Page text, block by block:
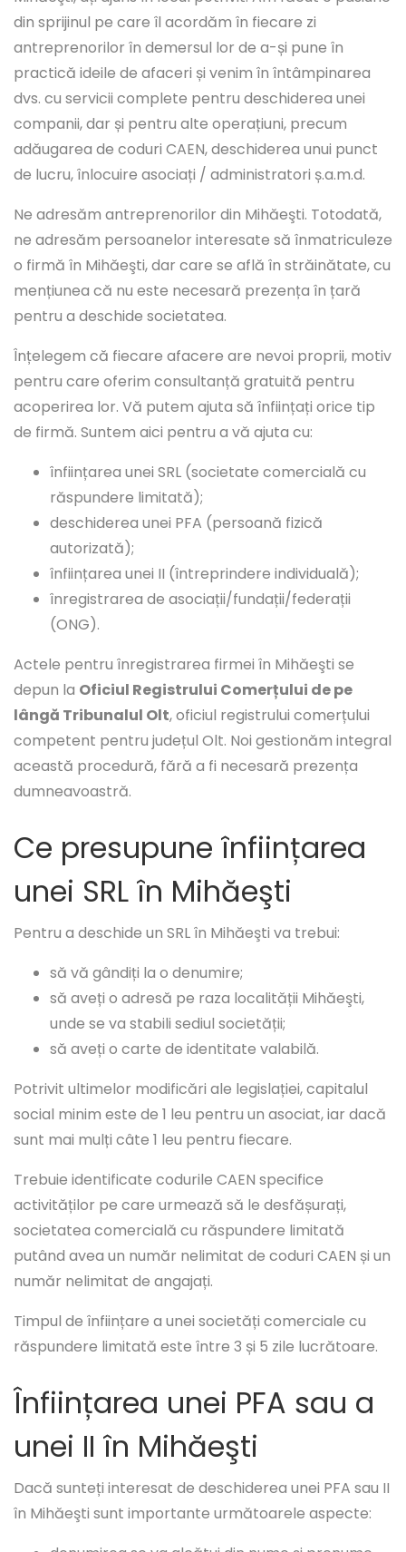
din sprijinul pe care îl acordăm în fiecare zi
antreprenorilor în demersul lor de a-și pune în
practică ideile de afaceri și venim în întâmpinarea
dvs. cu servicii complete pentru deschiderea unei
companii, dar și pentru alte operațiuni, precum
adăugarea de coduri CAEN, deschiderea unui punct
de lucru, înlocuire asociați / administratori ș.a.m.d.
Ne adresăm antreprenorilor din Mihăeşti. Totodată,
ne adresăm persoanelor interesate să înmatriculeze
o firmă în Mihăeşti, dar care se află în străinătate, cu
mențiunea că nu este necesară prezența în țară
pentru a deschide societatea.
Înțelegem că fiecare afacere are nevoi proprii, motiv
pentru care oferim consultanță gratuită pentru
acoperirea lor. Vă putem ajuta să înființați orice tip
de firmă. Suntem aici pentru a vă ajuta cu:
înființarea unei SRL (societate comercială cu
răspundere limitată);
deschiderea unei PFA (persoană fizică
autorizată);
înființarea unei II (întreprindere individuală);
înregistrarea de asociații/fundații/federații
(ONG).
Actele pentru înregistrarea firmei în Mihăeşti se
depun la Oficiul Registrului Comerțului de pe
lângă Tribunalul Olt, oficiul registrului comerțului
competent pentru județul Olt. Noi gestionăm integral
această procedură, fără a fi necesară prezența
dumneavoastră.
Ce presupune înființarea
unei SRL în Mihăeşti
Pentru a deschide un SRL în Mihăeşti va trebui:
să vă gândiți la o denumire;
să aveți o adresă pe raza localității Mihăeşti,
unde se va stabili sediul societății;
să aveți o carte de identitate valabilă.
Potrivit ultimelor modificări ale legislației, capitalul
social minim este de 1 leu pentru un asociat, iar dacă
sunt mai mulți câte 1 leu pentru fiecare.
Trebuie identificate codurile CAEN specifice
activităților pe care urmează să le desfășurați,
societatea comercială cu răspundere limitată
putând avea un număr nelimitat de coduri CAEN și un
număr nelimitat de angajați.
Timpul de înființare a unei societăți comerciale cu
răspundere limitată este între 3 și 5 zile lucrătoare.
Înființarea unei PFA sau a
unei II în Mihăeşti
Dacă sunteți interesat de deschiderea unei PFA sau II
în Mihăeşti sunt importante următoarele aspecte: